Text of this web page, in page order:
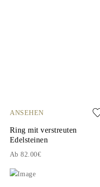
ANSEHEN
Ring mit verstreuten
Edelsteinen
Ab 82.00€